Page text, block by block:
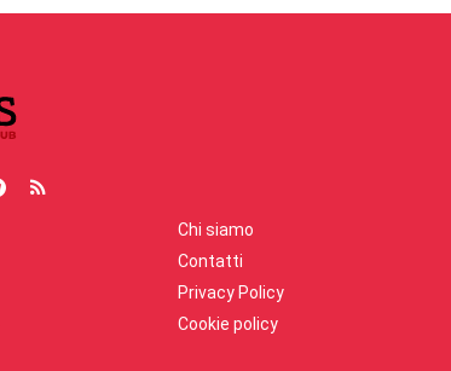
Chi siamo
Contatti
Privacy Policy
Cookie policy